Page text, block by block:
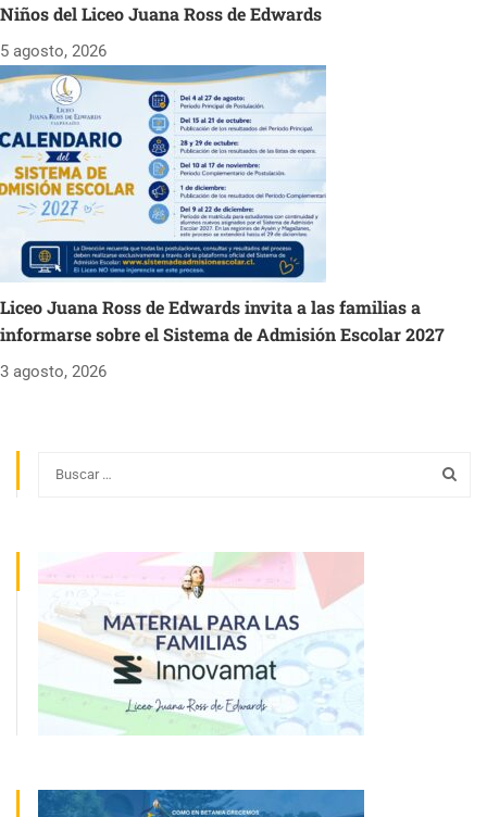
Niños del Liceo Juana Ross de Edwards
5 agosto, 2026
Liceo Juana Ross de Edwards invita a las familias a
informarse sobre el Sistema de Admisión Escolar 2027
3 agosto, 2026